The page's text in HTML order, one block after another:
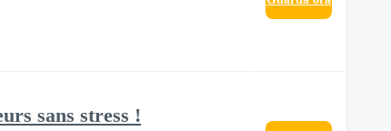
sans stress !